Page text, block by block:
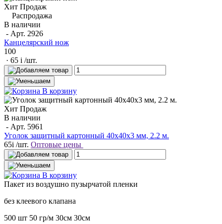
Хит Продаж
Распродажа
В наличии
- Арт. 2926
Канцелярский нож
100
· 65 i /шт.
В корзину
Хит Продаж
В наличии
- Арт. 5961
Уголок защитный картонный 40х40х3 мм, 2.2 м.
65i /шт. Оптовые цены
В корзину
Пакет из воздушно пузырчатой пленки
без клеевого клапана
500 шт 50 гр/м 30см 30см